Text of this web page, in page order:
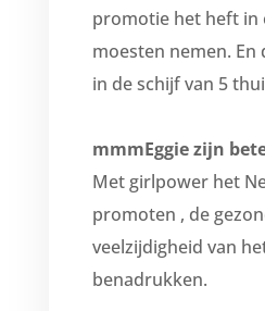
promotie het heft in
moesten nemen. En
in de schijf van 5
mmmEggie zijn
Met girlpower het
promoten , de
veelzijdigheid van
benadrukken.